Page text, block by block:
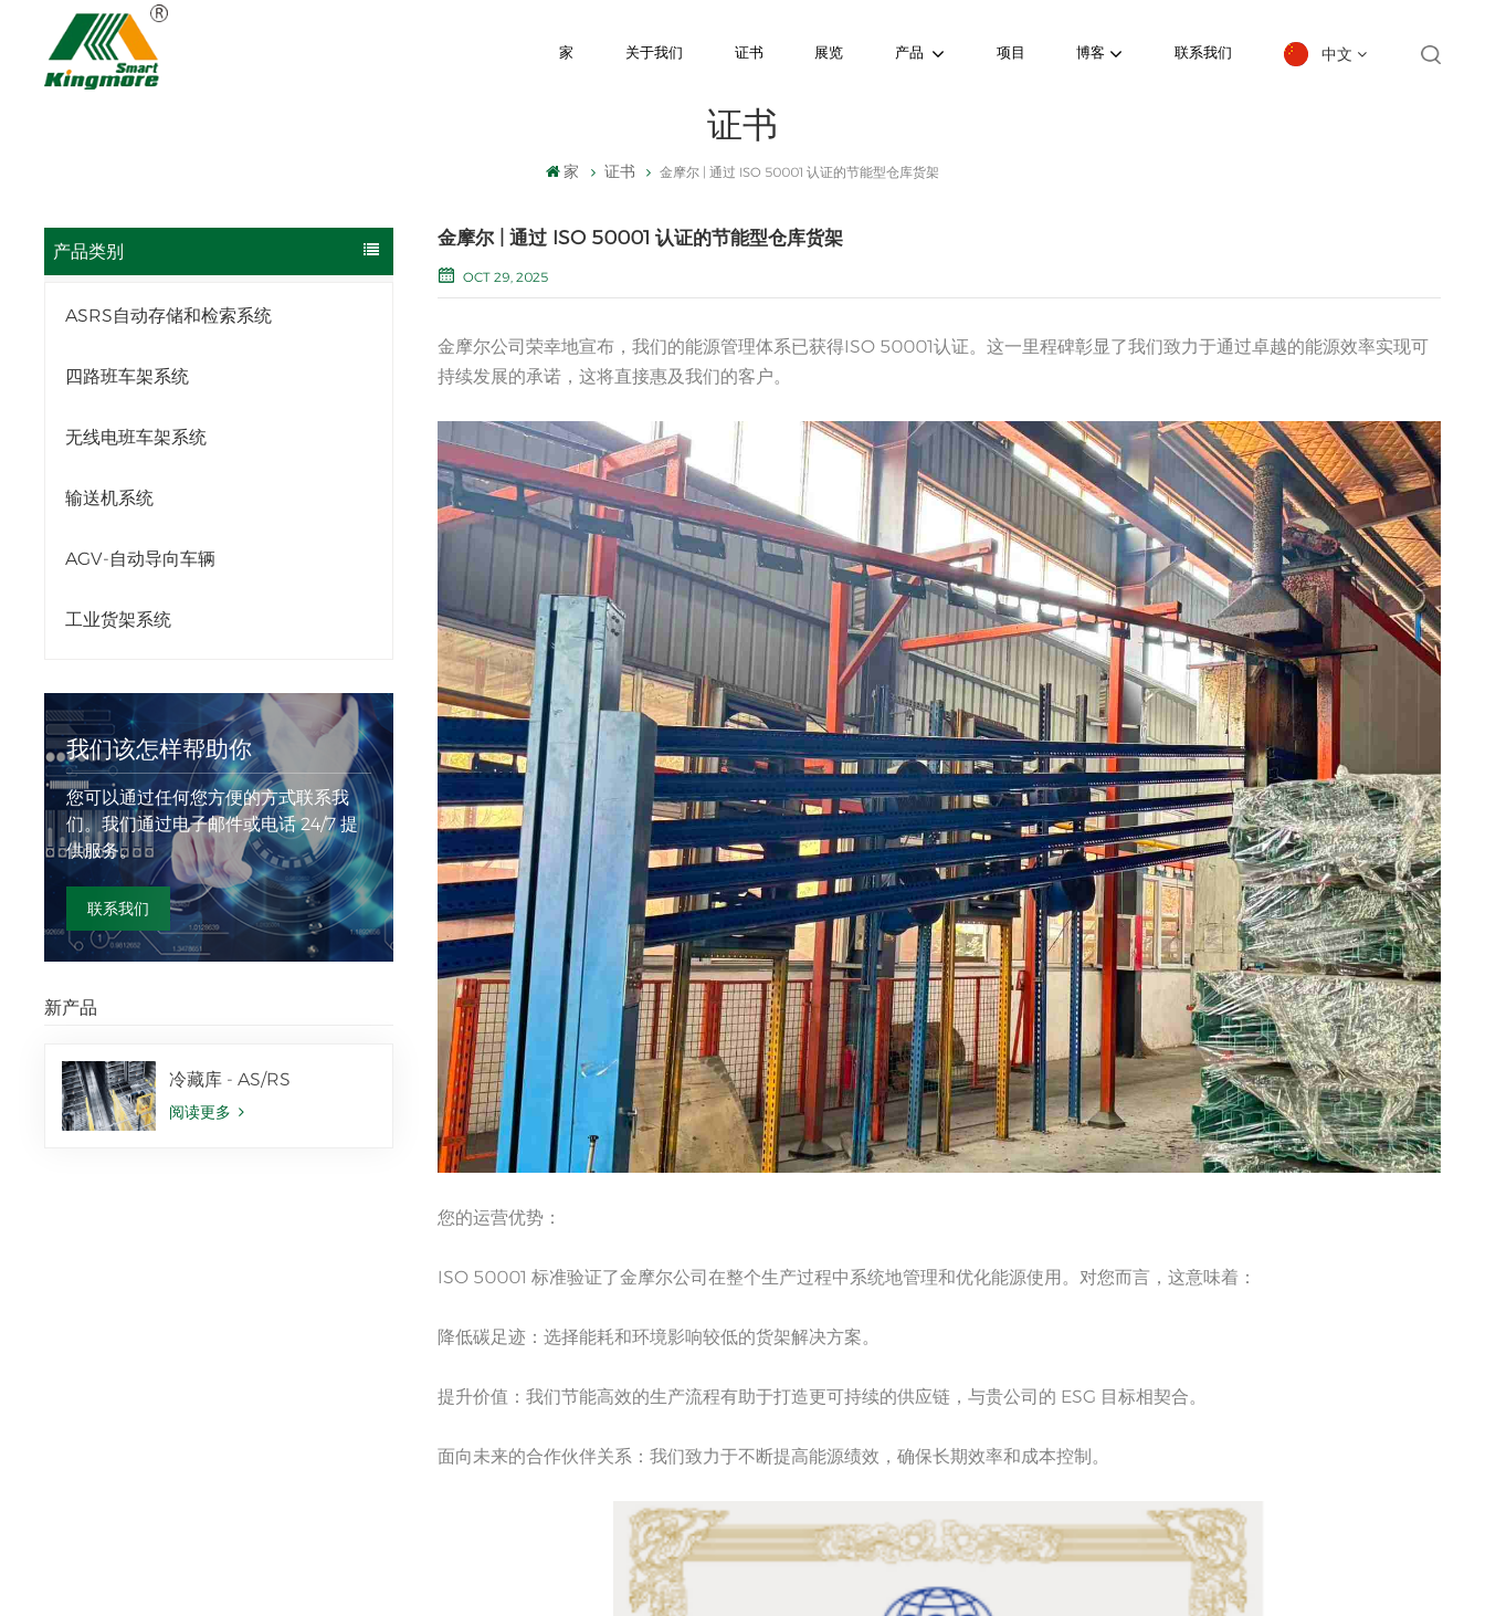
家 关于我们 证书 展览 产品 项目 博客 联系我们 中文
한국의
Deutsch
العربية
português
中文
русский
证书
家 证书 金摩尔 | 通过 ISO 50001 认证的节能型仓库货架
产品类别
ASRS自动存储和检索系统
四路班车架系统
无线电班车架系统
输送机系统
AGV-自动导向车辆
工业货架系统
我们该怎样帮助你
您可以通过任何您方便的方式联系我
们。我们通过电子邮件或电话 24/7 提
供服务。
联系我们
新产品
冷藏库 - AS/RS
阅读更多
金摩尔 | 通过 ISO 50001 认证的节能型仓库货架
OCT 29, 2025
金摩尔公司荣幸地宣布，我们的能源管理体系已获得ISO 50001认证。这一里程碑彰显了我们致力于通过卓越的能源效率实现可
持续发展的承诺，这将直接惠及我们的客户。
您的运营优势：
ISO 50001 标准验证了金摩尔公司在整个生产过程中系统地管理和优化能源使用。对您而言，这意味着：
降低碳足迹：选择能耗和环境影响较低的货架解决方案。
提升价值：我们节能高效的生产流程有助于打造更可持续的供应链，与贵公司的 ESG 目标相契合。
面向未来的合作伙伴关系：我们致力于不断提高能源绩效，确保长期效率和成本控制。